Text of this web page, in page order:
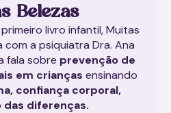
Belezas
livro infantil, Muitas
com a psiquiatra Dra. Ana
fala sobre prevenção de
em crianças ensinando
confiança corporal,
das diferenças.